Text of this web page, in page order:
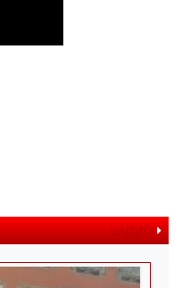
ավելին